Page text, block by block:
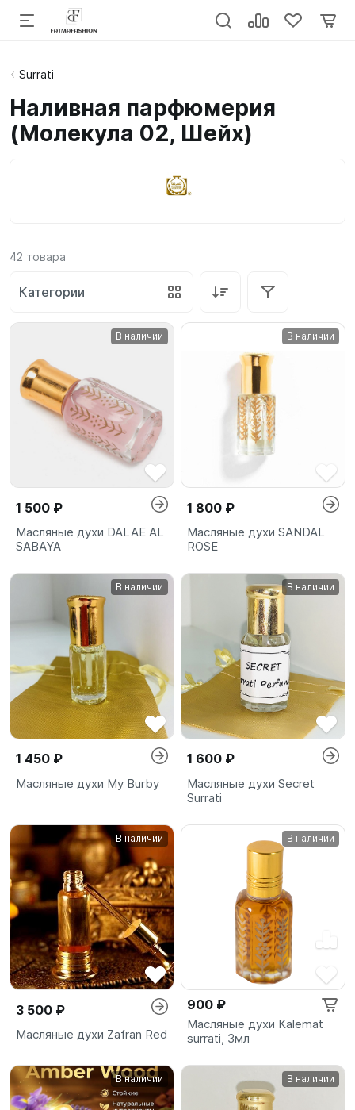
Surrati
Наливная парфюмерия
(Молекула 02, Шейх)
42 товара
Категории
В наличии
1 500 ₽
Масляные духи DALAE AL
SABAYA
В наличии
1 800 ₽
Масляные духи SANDAL
ROSE
В наличии
1 450 ₽
Масляные духи My Burby
В наличии
1 600 ₽
Масляные духи Secret
Surrati
В наличии
3 500 ₽
Масляные духи Zafran Red
В наличии
900 ₽
Масляные духи Kalemat
surrati, 3мл
В наличии В наличии